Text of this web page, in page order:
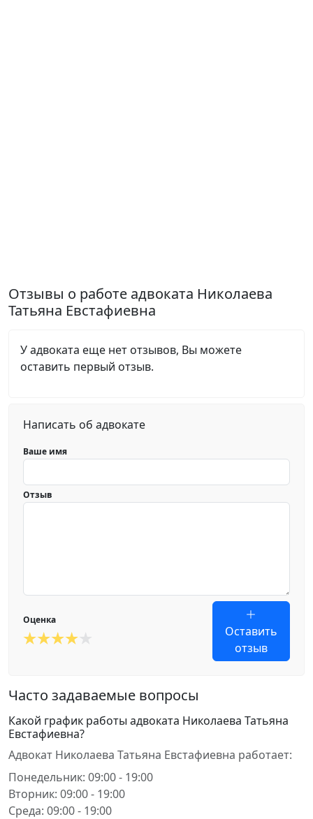
Отзывы о работе адвоката Николаева
Татьяна Евстафиевна
У адвоката еще нет отзывов, Вы можете
оставить первый отзыв.
Написать об адвокате
Ваше имя
Отзыв
Оценка
Оставить
отзыв
Часто задаваемые вопросы
Какой график работы адвоката Николаева Татьяна
Евстафиевна?
Адвокат Николаева Татьяна Евстафиевна работает:
Понедельник: 09:00 - 19:00
Вторник: 09:00 - 19:00
Среда: 09:00 - 19:00